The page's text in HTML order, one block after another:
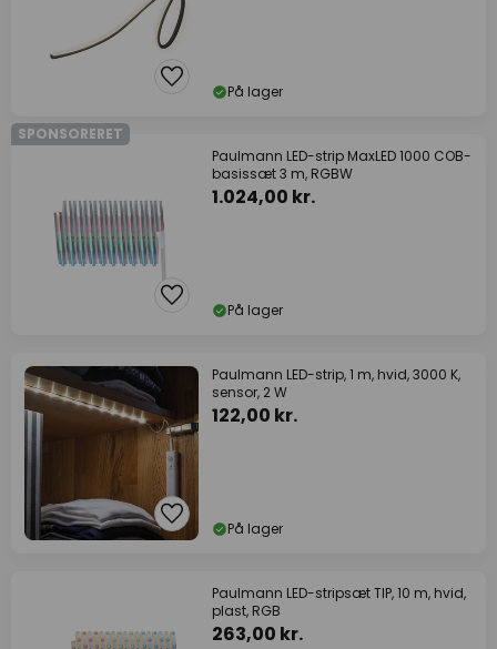
På lager
SPONSORERET
Paulmann LED-strip MaxLED 1000 COB-
basissæt 3 m, RGBW
1.024,00 kr.
På lager
Paulmann LED-strip, 1 m, hvid, 3000 K,
sensor, 2 W
122,00 kr.
På lager
Paulmann LED-stripsæt TIP, 10 m, hvid,
plast, RGB
263,00 kr.